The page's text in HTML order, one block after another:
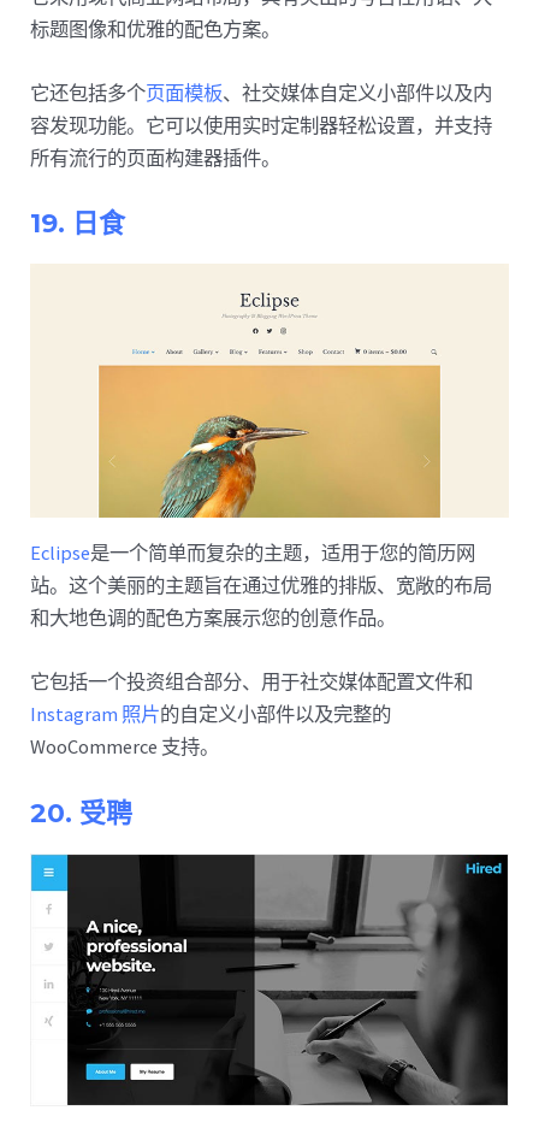
标题图像和优雅的配色方案。
它还包括多个页面模板、社交媒体自定义小部件以及内
容发现功能。它可以使用实时定制器轻松设置，并支持
所有流行的页面构建器插件。
19. 日食
Eclipse是一个简单而复杂的主题，适用于您的简历网
站。这个美丽的主题旨在通过优雅的排版、宽敞的布局
和大地色调的配色方案展示您的创意作品。
它包括一个投资组合部分、用于社交媒体配置文件和
Instagram 照片的自定义小部件以及完整的
WooCommerce 支持。
20. 受聘